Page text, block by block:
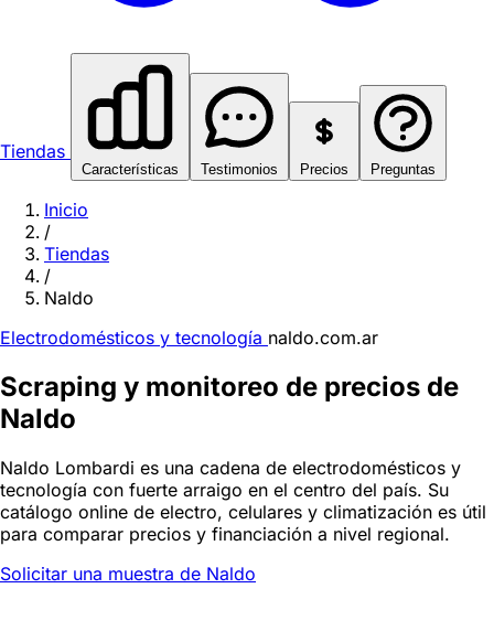
Tiendas
Características Testimonios Precios Preguntas
Inicio
/
Tiendas
/
Naldo
Electrodomésticos y tecnología naldo.com.ar
Scraping y monitoreo de precios de
Naldo
Naldo Lombardi es una cadena de electrodomésticos y
tecnología con fuerte arraigo en el centro del país. Su
catálogo online de electro, celulares y climatización es útil
para comparar precios y financiación a nivel regional.
Solicitar una muestra de Naldo